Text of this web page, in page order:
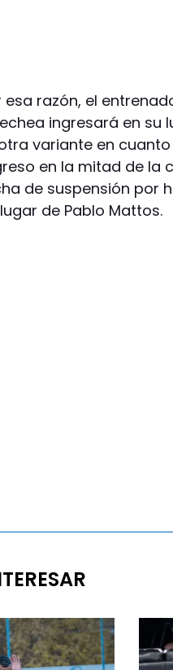
esa razón, el
ingresará en su
variante en
en la mitad de la
de suspensión por
de Pablo Mattos.